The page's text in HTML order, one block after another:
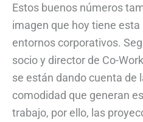
Estos buenos números
imagen que hoy tiene
entornos corporativos.
socio y director de Co-
se están dando cuenta de
comodidad que generan
trabajo, por ello, las